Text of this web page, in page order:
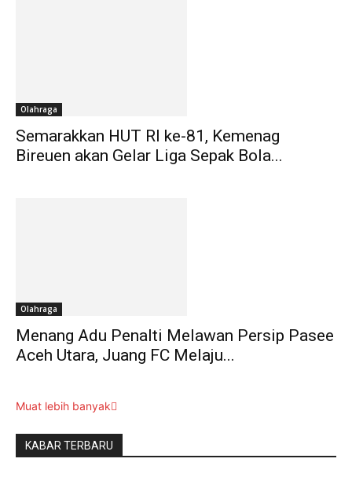
Olahraga
Semarakkan HUT RI ke-81, Kemenag
Bireuen akan Gelar Liga Sepak Bola...
Olahraga
Menang Adu Penalti Melawan Persip Pasee
Aceh Utara, Juang FC Melaju...
Muat lebih banyak
KABAR TERBARU